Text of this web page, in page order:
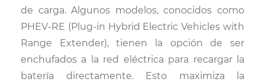
de carga. Algunos modelos, conocidos como
PHEV-RE (Plug-in Hybrid Electric Vehicles with
Range Extender), tienen la opción de ser
enchufados a la red eléctrica para recargar la
batería directamente. Esto maximiza la